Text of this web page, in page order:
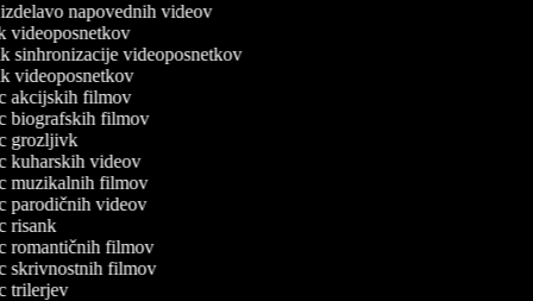
izdelavo napovednih videov
videoposnetkov
sinhronizacije videoposnetkov
videoposnetkov
akcijskih filmov
biografskih filmov
grozljivk
kuharskih videov
muzikalnih filmov
parodičnih videov
risank
romantičnih filmov
skrivnostnih filmov
trilerjev